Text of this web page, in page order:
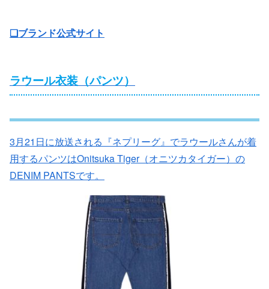
❏ブランド公式サイト
ラウール衣装（パンツ）
3月21日に放送される『ネプリーグ』でラウールさんが着
用するパンツはOnitsuka Tiger（オニツカタイガー）の
DENIM PANTSです。